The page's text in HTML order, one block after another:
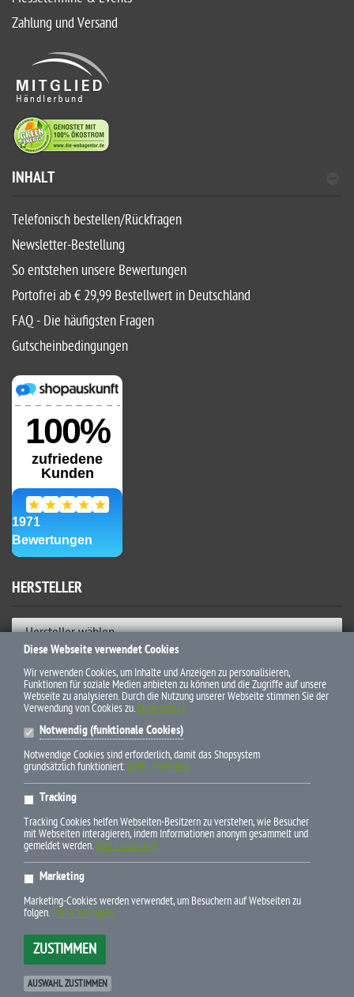
Zahlung und Versand
INHALT
Telefonisch bestellen/Rückfragen
Newsletter-Bestellung
So entstehen unsere Bewertungen
Portofrei ab € 29,99 Bestellwert in Deutschland
FAQ - Die häufigsten Fragen
Gutscheinbedingungen
HERSTELLER
Hersteller wählen
ZAHLUNGSWEISEN
* Alle Preise inkl. gesetzl. Mehrwertsteuer zzgl. Versandkosten und
ggf. Nachnahmegebühren, wenn nicht anders beschrieben
Newsletter-Bestellung
Telefon +49 (0) 79 45-9 43 95 24
xt:Commerce 6.6.10 Pro © 2025
Betreut durch:
Diese Webseite verwendet Cookies
Wir verwenden Cookies, um Inhalte und Anzeigen zu personalisieren,
Funktionen für soziale Medien anbieten zu können und die Zugriffe auf unsere
Webseite zu analysieren. Durch die Nutzung unserer Webseite stimmen Sie der
Verwendung von Cookies zu. Datenschutz
Notwendig (funktionale Cookies)
Notwendige Cookies sind erforderlich, damit das Shopsystem
grundsätzlich funktioniert.(mehr anzeigen)
Tracking
Tracking Cookies helfen Webseiten-Besitzern zu verstehen, wie Besucher
mit Webseiten interagieren, indem Informationen anonym gesammelt und
gemeldet werden.(mehr anzeigen)
Marketing
Marketing-Cookies werden verwendet, um Besuchern auf Webseiten zu
folgen.(mehr anzeigen)
ZUSTIMMEN
AUSWAHL ZUSTIMMEN